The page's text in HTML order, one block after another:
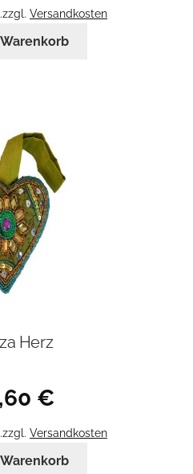
zzgl. Versandkosten
Herz
€
zzgl. Versandkosten